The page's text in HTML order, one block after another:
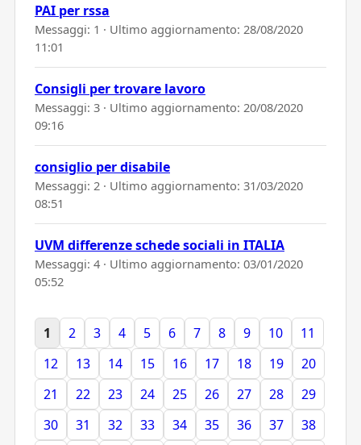
PAI per rssa
Messaggi: 1 · Ultimo aggiornamento: 28/08/2020
11:01
Consigli per trovare lavoro
Messaggi: 3 · Ultimo aggiornamento: 20/08/2020
09:16
consiglio per disabile
Messaggi: 2 · Ultimo aggiornamento: 31/03/2020
08:51
UVM differenze schede sociali in ITALIA
Messaggi: 4 · Ultimo aggiornamento: 03/01/2020
05:52
1 2 3 4 5 6 7 8 9 10
11
12
13 14 15 16 17 18 19
20
21
22 23 24 25 26 27 28
29
30
31 32 33 34 35 36 37
38